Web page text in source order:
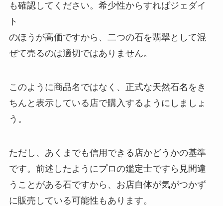
も確認してください。希少性からすればジェダイ
ト
のほうが高価ですから、二つの石を翡翠として混
ぜて売るのは適切ではありません。
このように商品名ではなく、正式な天然石名をき
ちんと表示している店で購入するようにしましょ
う。
ただし、あくまでも信用できる店かどうかの基準
です。前述したようにプロの鑑定士ですら見間違
うことがある石ですから、お店自体が気がつかず
に販売している可能性もあります。